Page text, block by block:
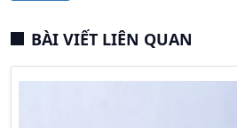
BÀI VIẾT LIÊN QUAN